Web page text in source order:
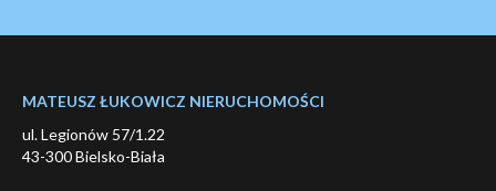
MATEUSZ ŁUKOWICZ NIERUCHOMOŚCI
ul. Legionów 57/1.22
43-300 Bielsko-Biała